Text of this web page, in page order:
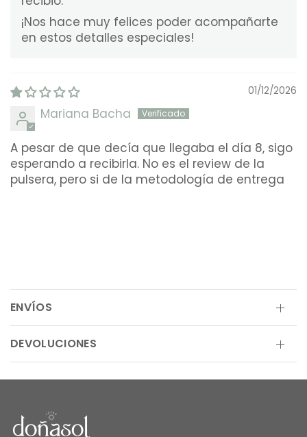
¡Nos hace muy felices poder acompañarte
en estos detalles especiales!
01/12/2026
Mariana Bacha
A pesar de que decía que llegaba el día 8, sigo
esperando a recibirla. No es el review de la
pulsera, pero si de la metodología de entrega
ENVÍOS
DEVOLUCIONES